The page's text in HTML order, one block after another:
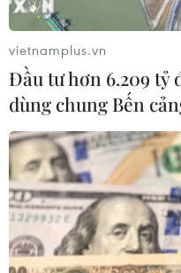
Thủ tướng
phán hòa bình với
15/07/2022 12:30
Trả lời phỏng vấn Đài
vietnamplus.vn
Đầu tư hơn 6.209 tỷ
dùng chung Bến